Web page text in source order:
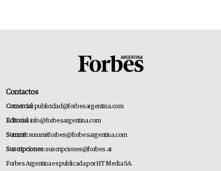
Contactos
Comercial:publicidad@forbesargentina.com
Editorial:info@forbesargentina.com
Summit:summitforbes@forbesargentina.com
Suscripciones:suscripciones@forbes.ar
Forbes Argentina es publicada por HT Media SA.